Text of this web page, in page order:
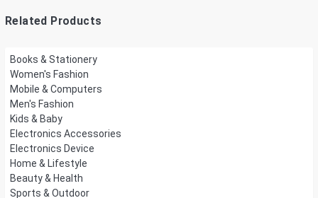
Related Products
Books & Stationery
Women's Fashion
Mobile & Computers
Men's Fashion
Kids & Baby
Electronics Accessories
Electronics Device
Home & Lifestyle
Beauty & Health
Sports & Outdoor